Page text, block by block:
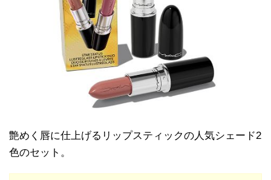
艶めく唇に仕上げるリップスティックの人気シェード2
色のセット。